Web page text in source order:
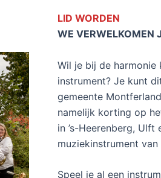
LID WORDEN
WE VERWELKOMEN
Wil je bij de harmonie
instrument? Je kunt
gemeente
namelijk korting op
in ’s-Heerenberg,
muziekinstrument
Speel je al een